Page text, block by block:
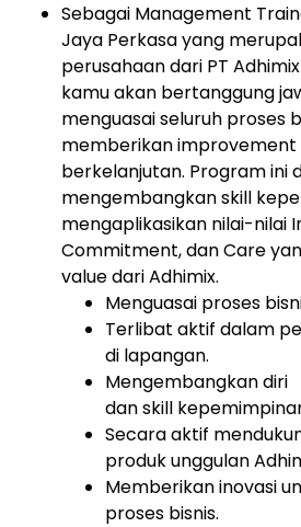
Sebagai Management
Jaya Perkasa yang
perusahaan dari PT
kamu akan bertanggung
menguasai seluruh proses
memberikan
berkelanjutan. Program ini
mengembangkan skill
mengaplikasikan nilai-nilai
Commitment, dan Care
value dari Adhimix.
Menguasai proses
Terlibat aktif dalam
di lapangan.
Mengembangkan diri
dan skill
Secara aktif
produk unggulan
Memberikan inovasi
proses bisnis.